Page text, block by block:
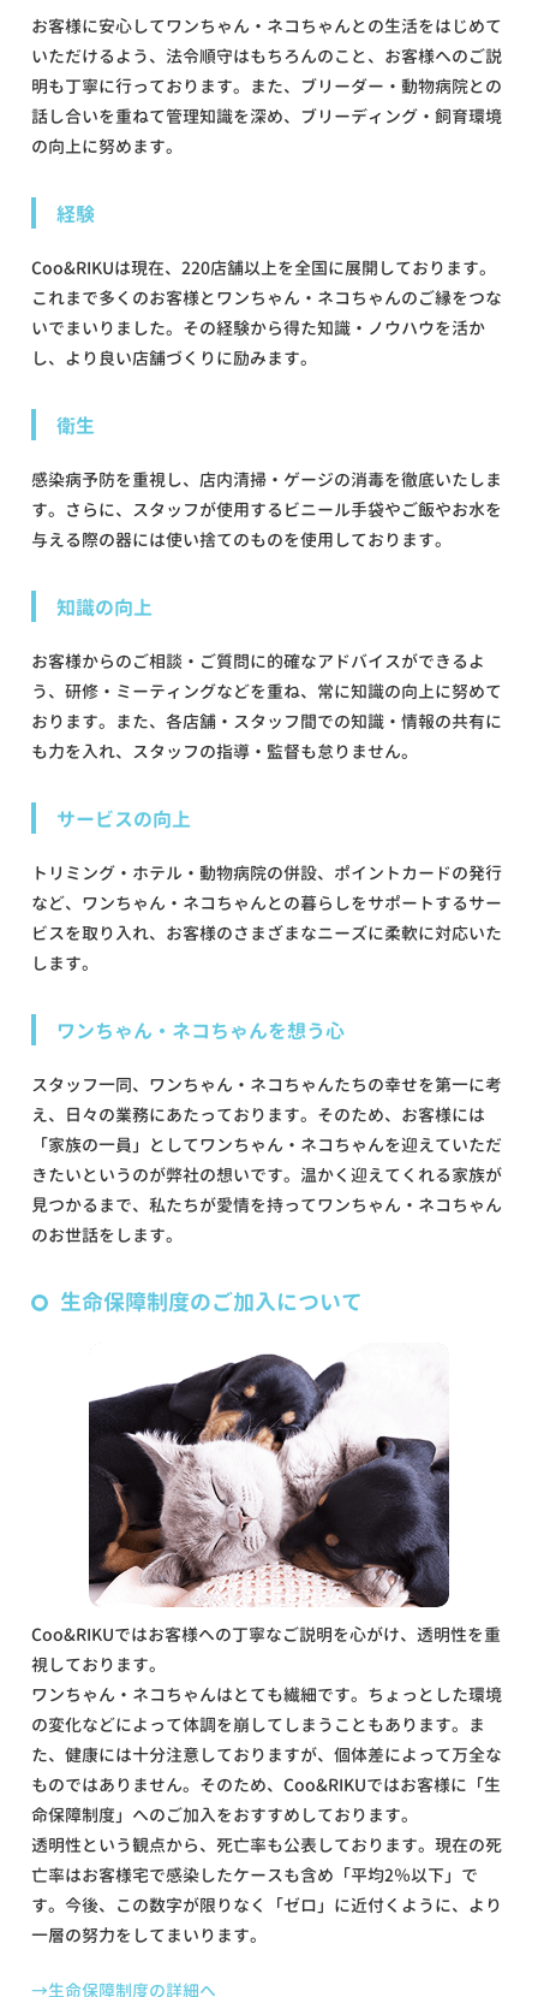
お客様に安心してワンちゃん・ネコちゃんとの生活をはじめて
いただけるよう、法令順守はもちろんのこと、お客様へのご説
明も丁寧に行っております。また、ブリーダー・動物病院との
話し合いを重ねて管理知識を深め、ブリーディング・飼育環境
の向上に努めます。
経験
Coo&RIKUは現在、220店舗以上を全国に展開しております。
これまで多くのお客様とワンちゃん・ネコちゃんのご縁をつな
いでまいりました。その経験から得た知識・ノウハウを活か
し、より良い店舗づくりに励みます。
衛生
感染病予防を重視し、店内清掃・ゲージの消毒を徹底いたしま
す。さらに、スタッフが使用するビニール手袋やご飯やお水を
与える際の器には使い捨てのものを使用しております。
知識の向上
お客様からのご相談・ご質問に的確なアドバイスができるよ
う、研修・ミーティングなどを重ね、常に知識の向上に努めて
おります。また、各店舗・スタッフ間での知識・情報の共有に
も力を入れ、スタッフの指導・監督も怠りません。
サービスの向上
トリミング・ホテル・動物病院の併設、ポイントカードの発行
など、ワンちゃん・ネコちゃんとの暮らしをサポートするサー
ビスを取り入れ、お客様のさまざまなニーズに柔軟に対応いた
します。
ワンちゃん・ネコちゃんを想う心
スタッフ一同、ワンちゃん・ネコちゃんたちの幸せを第一に考
え、日々の業務にあたっております。そのため、お客様には
「家族の一員」としてワンちゃん・ネコちゃんを迎えていただ
きたいというのが弊社の想いです。温かく迎えてくれる家族が
見つかるまで、私たちが愛情を持ってワンちゃん・ネコちゃん
のお世話をします。
生命保障制度のご加入について
Coo&RIKUではお客様への丁寧なご説明を心がけ、透明性を重
視しております。
ワンちゃん・ネコちゃんはとても繊細です。ちょっとした環境
の変化などによって体調を崩してしまうこともあります。ま
た、健康には十分注意しておりますが、個体差によって万全な
ものではありません。そのため、Coo&RIKUではお客様に「生
命保障制度」へのご加入をおすすめしております。
透明性という観点から、死亡率も公表しております。現在の死
亡率はお客様宅で感染したケースも含め「平均2％以下」で
す。今後、この数字が限りなく「ゼロ」に近付くように、より
一層の努力をしてまいります。
→生命保障制度の詳細へ